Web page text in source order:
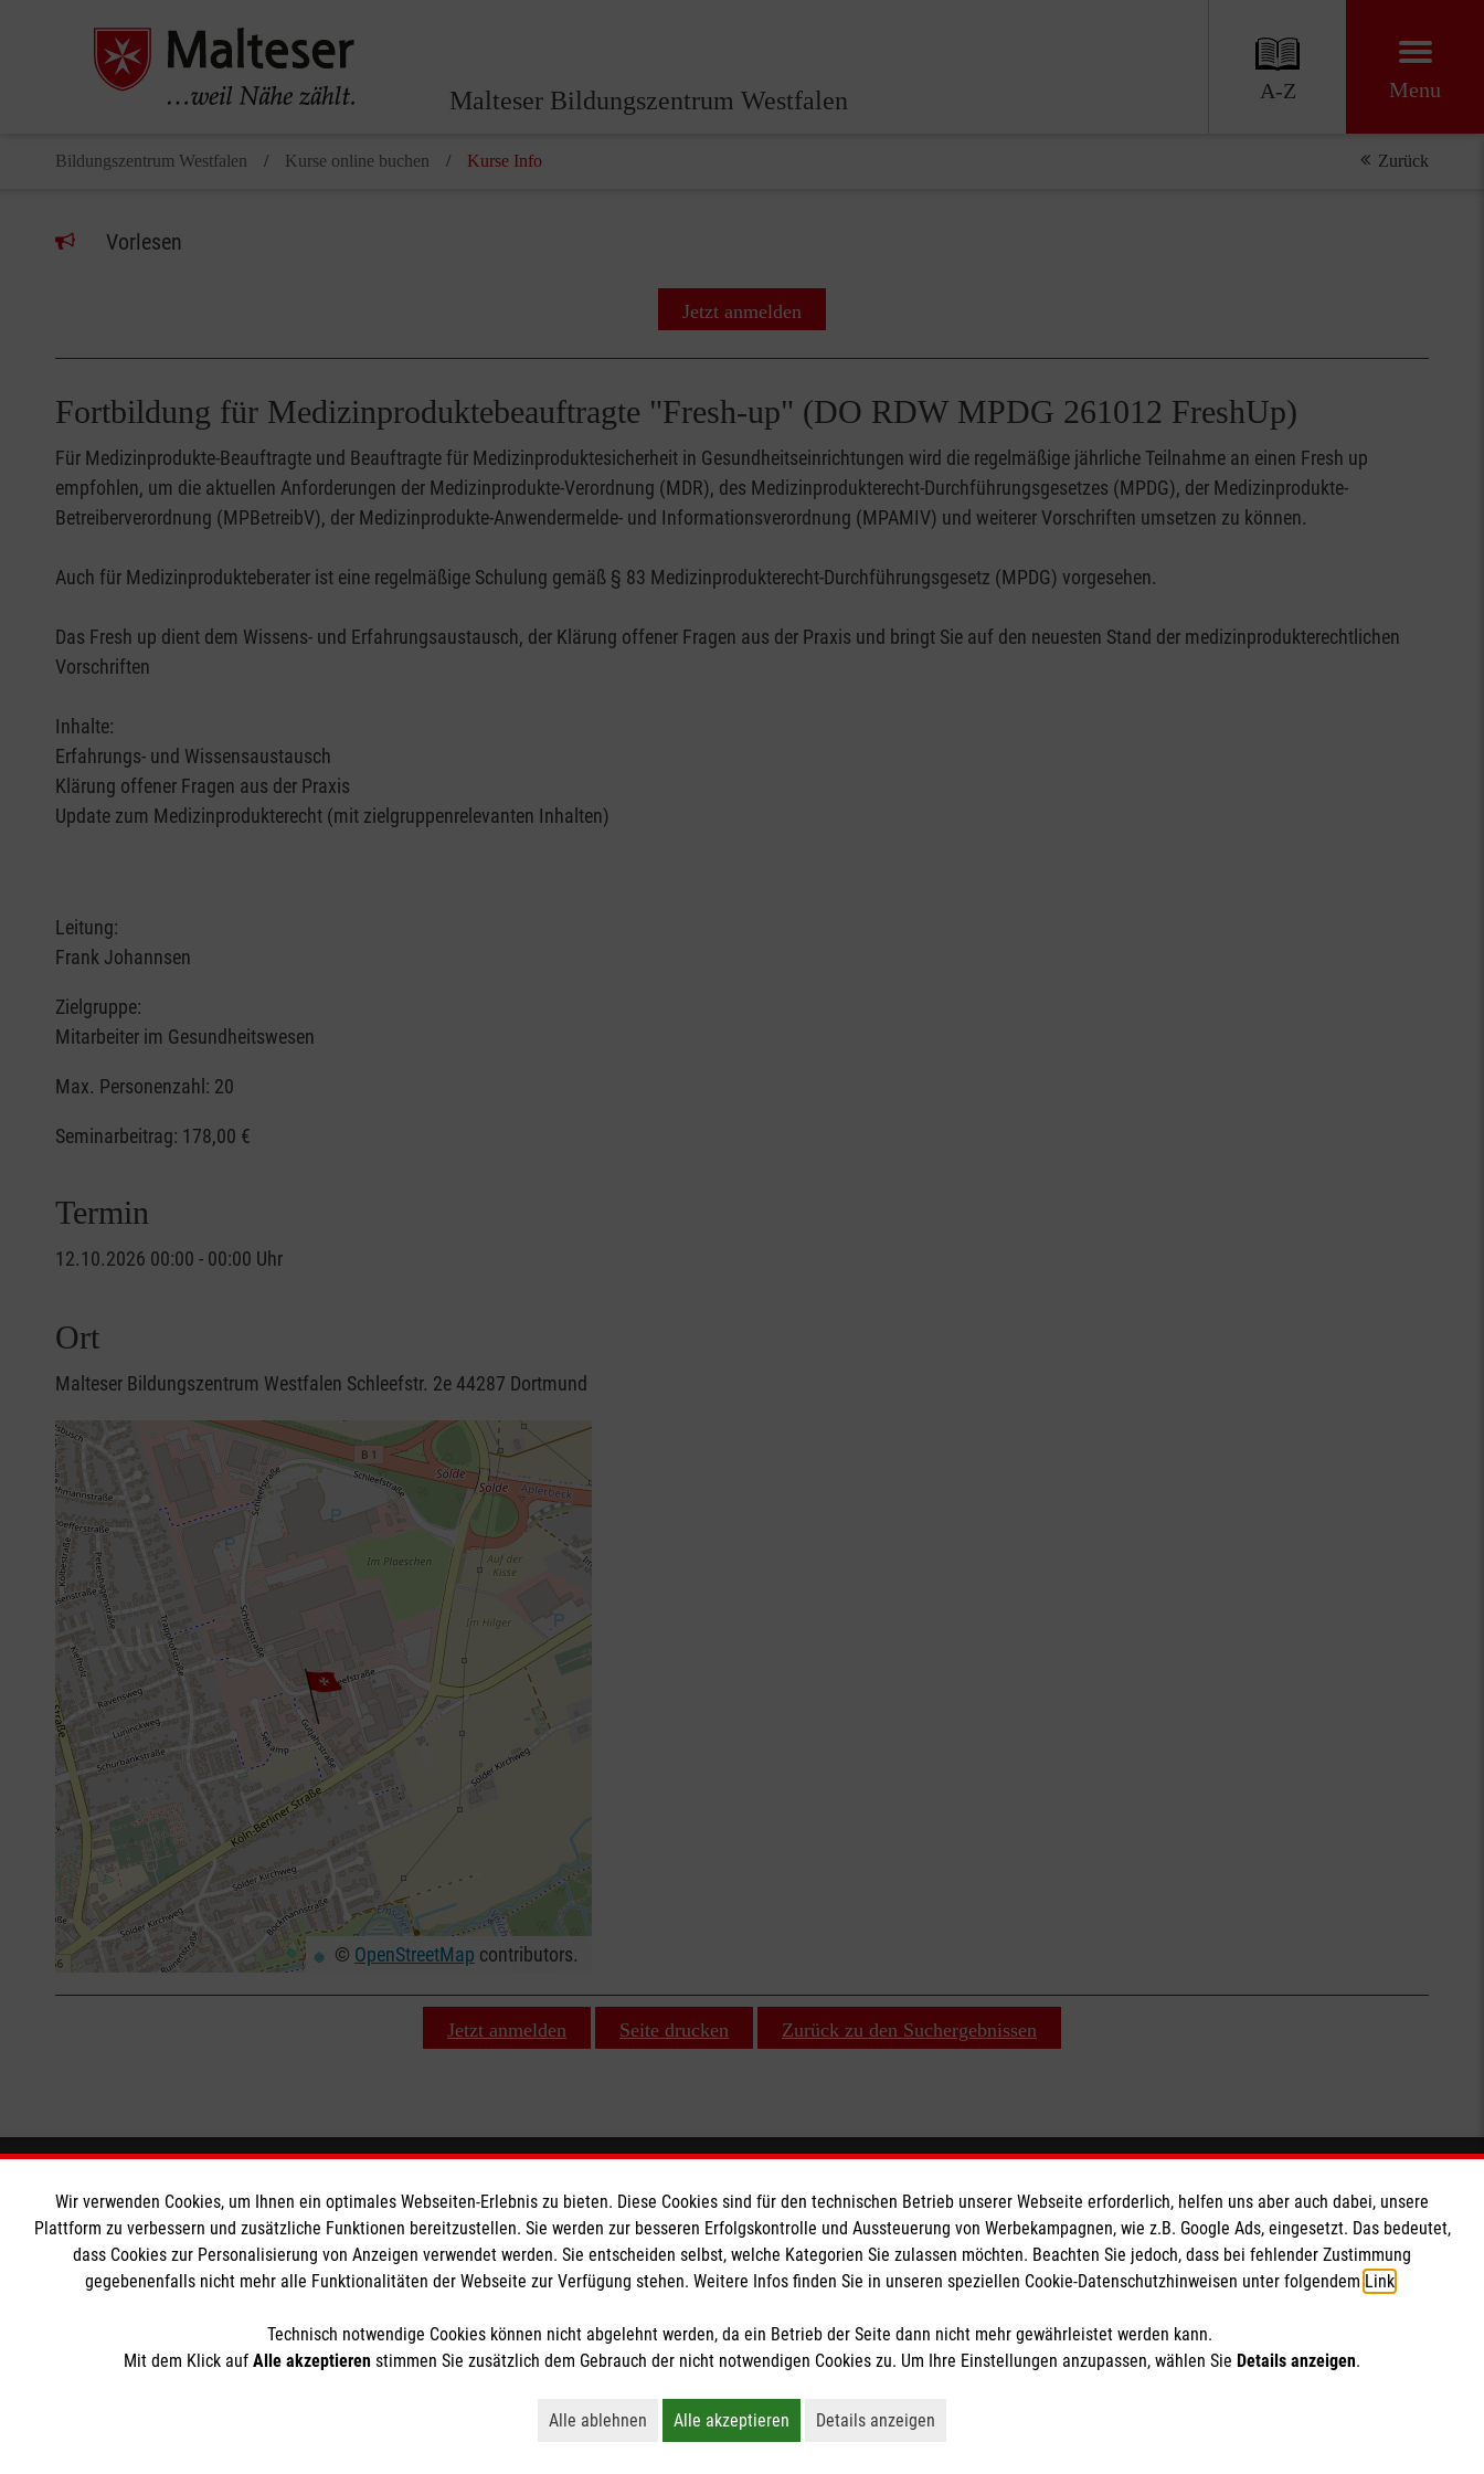
Malteser Bildungszentrum Westfalen A-Z Menu
Bildungszentrum Westfalen Kurse online buchen Kurse Info Zurück
Vorlesen
Jetzt anmelden
Fortbildung für Medizinproduktebeauftragte "Fresh-up" (DO RDW MPDG 261012 FreshUp)
Für Medizinprodukte-Beauftragte und Beauftragte für Medizinproduktesicherheit in Gesundheitseinrichtungen wird die regelmäßige jährliche Teilnahme an einen Fresh up
empfohlen, um die aktuellen Anforderungen der Medizinprodukte-Verordnung (MDR), des Medizinprodukterecht-Durchführungsgesetzes (MPDG), der Medizinprodukte-
Betreiberverordnung (MPBetreibV), der Medizinprodukte-Anwendermelde- und Informationsverordnung (MPAMIV) und weiterer Vorschriften umsetzen zu können.
Auch für Medizinprodukteberater ist eine regelmäßige Schulung gemäß § 83 Medizinprodukterecht-Durchführungsgesetz (MPDG) vorgesehen.
Das Fresh up dient dem Wissens- und Erfahrungsaustausch, der Klärung offener Fragen aus der Praxis und bringt Sie auf den neuesten Stand der medizinprodukterechtlichen
Vorschriften
Inhalte:
Erfahrungs- und Wissensaustausch
Klärung offener Fragen aus der Praxis
Update zum Medizinprodukterecht (mit zielgruppenrelevanten Inhalten)
Leitung:
Frank Johannsen
Zielgruppe:
Mitarbeiter im Gesundheitswesen
Max. Personenzahl: 20
Seminarbeitrag: 178,00 €
Termin
12.10.2026 00:00 - 00:00 Uhr
Ort
Malteser Bildungszentrum Westfalen Schleefstr. 2e 44287 Dortmund
© OpenStreetMap contributors.
Jetzt anmelden Seite drucken Zurück zu den Suchergebnissen
Wir Malteser
Unsere Kurse
Das MBZ Westfalen
Informationen
Downloads
Kontakt
Datenschutz
Malteser online
Malteserorden
Malteser Jugend
Soziale Netzwerke
Der Malteser Hilfsdienst e.V. ist als eingetragene gemeinnützige Organisation von der Körperschaft- und Gewerbesteuer befreit.
Wir verwenden Cookies, um Ihnen ein optimales Webseiten-Erlebnis zu bieten. Diese Cookies sind für den technischen Betrieb unserer Webseite erforderlich, helfen uns aber auch dabei, unsere
Plattform zu verbessern und zusätzliche Funktionen bereitzustellen. Sie werden zur besseren Erfolgskontrolle und Aussteuerung von Werbekampagnen, wie z.B. Google Ads, eingesetzt. Das bedeutet,
dass Cookies zur Personalisierung von Anzeigen verwendet werden. Sie entscheiden selbst, welche Kategorien Sie zulassen möchten. Beachten Sie jedoch, dass bei fehlender Zustimmung
gegebenenfalls nicht mehr alle Funktionalitäten der Webseite zur Verfügung stehen. Weitere Infos finden Sie in unseren speziellen Cookie-Datenschutzhinweisen unter folgendem Link
Technisch notwendige Cookies können nicht abgelehnt werden, da ein Betrieb der Seite dann nicht mehr gewährleistet werden kann.
Mit dem Klick auf Alle akzeptieren stimmen Sie zusätzlich dem Gebrauch der nicht notwendigen Cookies zu. Um Ihre Einstellungen anzupassen, wählen Sie Details anzeigen.
Alle ablehnen
Lehnt alle nicht-essentiellen Cookies ab
Alle akzeptieren
Akzeptiert alle Cookies einschließlich Marketing und Analyse
Details anzeigen